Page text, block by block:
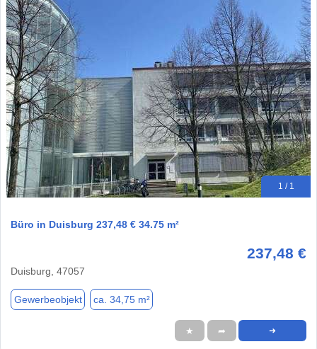
1 / 1
Büro in Duisburg 237,48 € 34.75 m²
237,48 €
Duisburg, 47057
Gewerbeobjekt ca. 34,75 m²
★ ➦ ➜